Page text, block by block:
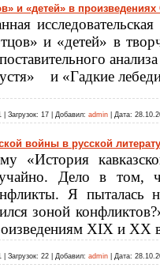
и «детей» в произведениях
и «детей» в
и «Гадкие
Загрузок: 17 Добавил: admin Дата:
войны в русской
«История
Дело в том,
Я пыталась
зоной
XIX и XX
Загрузок: 22 Добавил: admin Дата: